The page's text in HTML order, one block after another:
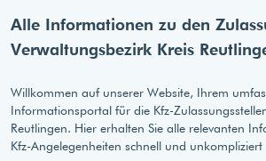
Alle Informationen zu den
Verwaltungsbezirk Kreis
Willkommen auf unserer Website, Ihrem
Informationsportal für die Kfz-
Reutlingen. Hier erhalten Sie alle relevanten
Kfz-Angelegenheiten schnell und unkompliziert